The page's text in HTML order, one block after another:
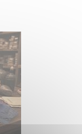
se
de
a
de
de